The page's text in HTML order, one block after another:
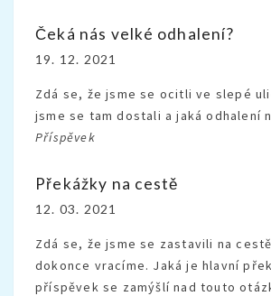
Čeká nás velké odhalení?
19. 12. 2021
Zdá se, že jsme se ocitli ve slepé
jsme se tam dostali a jaká odhalení
Příspěvek
Překážky na cestě
12. 03. 2021
Zdá se, že jsme se zastavili na
dokonce vracíme. Jaká je hlavní
příspěvek se zamýšlí nad touto